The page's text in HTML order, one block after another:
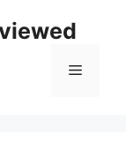
Menu